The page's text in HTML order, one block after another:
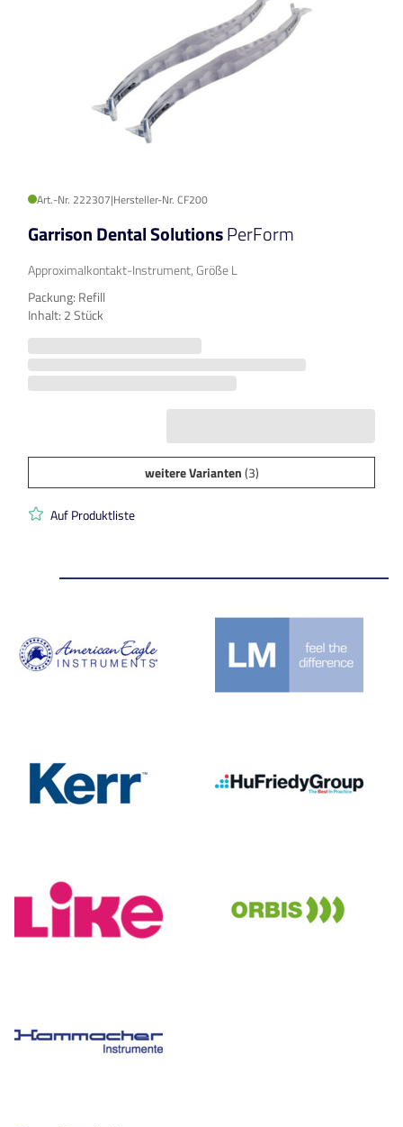
Art.-Nr. 222307|Hersteller-Nr. CF200
Garrison Dental SolutionsPerForm
Approximalkontakt-Instrument, Größe L
Packung: Refill
Inhalt: 2 Stück
weitere Varianten(3)
Auf Produktliste